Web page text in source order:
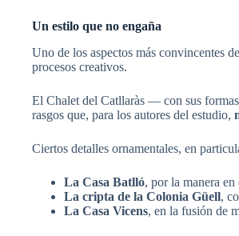
Un estilo que no engaña
Uno de los aspectos más convincentes
procesos creativos.
El Chalet del Catllaràs — con sus
rasgos que, para los autores del estudio,
Ciertos detalles ornamentales, en
La Casa Batlló, por la manera
La cripta de la Colonia Güell,
La Casa Vicens, en la fusión de